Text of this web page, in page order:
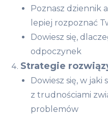
Poznasz dziennik
lepiej rozpoznać
Dowiesz się,
odpoczynek
Strategie
Dowiesz się, w jaki
z trudnościami
problemów